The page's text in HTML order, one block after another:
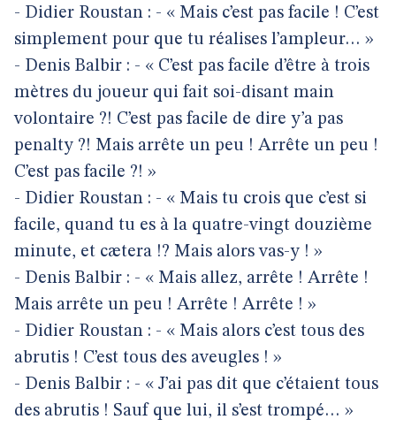
- Didier Roustan : - « Mais c’est pas facile ! C’est
simplement pour que tu réalises l’ampleur… »
- Denis Balbir : - « C’est pas facile d’être à trois
mètres du joueur qui fait soi-disant main
volontaire ?! C’est pas facile de dire y’a pas
penalty ?! Mais arrête un peu ! Arrête un peu !
C’est pas facile ?! »
- Didier Roustan : - « Mais tu crois que c’est si
facile, quand tu es à la quatre-vingt douzième
minute, et cætera !? Mais alors vas-y ! »
- Denis Balbir : - « Mais allez, arrête ! Arrête !
Mais arrête un peu ! Arrête ! Arrête ! »
- Didier Roustan : - « Mais alors c’est tous des
abrutis ! C’est tous des aveugles ! »
- Denis Balbir : - « J’ai pas dit que c’étaient tous
des abrutis ! Sauf que lui, il s’est trompé… »